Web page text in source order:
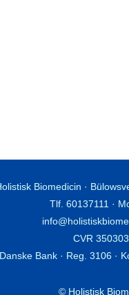
Biomedicin ·
Tlf. 60137111 ·
CVR
Danske Bank · Reg. 3106 ·
© Holistisk